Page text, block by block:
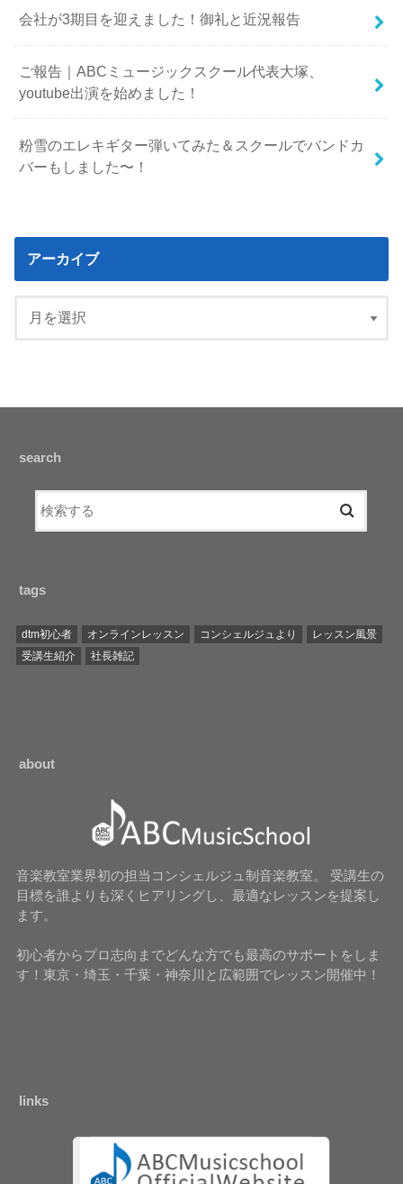
会社が3期目を迎えました！御礼と近況報告
ご報告｜ABCミュージックスクール代表大塚、
youtube出演を始めました！
粉雪のエレキギター弾いてみた＆スクールでバンドカ
バーもしました〜！
アーカイブ
search
tags
dtm初心者 オンラインレッスン コンシェルジュより
レッスン風景
受講生紹介
社長雑記
about
音楽教室業界初の担当コンシェルジュ制音楽教室。 受講生の
目標を誰よりも深くヒアリングし、最適なレッスンを提案し
ます。
初心者からプロ志向までどんな方でも最高のサポートをしま
す！東京・埼玉・千葉・神奈川と広範囲でレッスン開催中！
links